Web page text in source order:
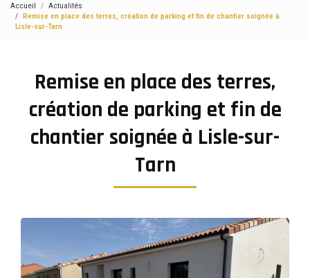
Accueil
Actualités
Remise en place des terres, création de parking et fin de chantier soignée à
Lisle-sur-Tarn
Remise en place des terres,
création de parking et fin de
chantier soignée à Lisle-sur-
Tarn